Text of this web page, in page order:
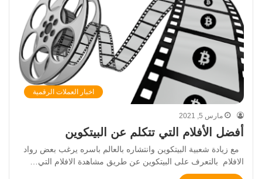
اخبار العملات الرقمية
مارس 5, 2021
أفضل الأفلام التي تتكلم عن البيتكوين
مع زيادة شعبية البيتكوين وانتشاره بالعالم باسره يرغب بعض رواد
الافلام بالتعرف على البيتكوين عن طريق مشاهدة الافلام التي…